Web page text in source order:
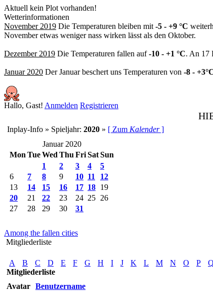
Aktuell kein Plot vorhanden!
Wetterinformationen
November 2019 Die Temperaturen bleiben mit -5 - +9 °C
November etwas weniger nass wirken lässt als den Oktober.
Dezember 2019 Die Temperaturen fallen auf-10 - +1 °C. An 17
Januar 2020 Der Januar beschert uns Temperaturen von -8 -
Hallo, Gast! Anmelden Registrieren
Inplay-Info » Spieljahr: 2020 » [ Zum Kalender]
Januar 2020
Mon TueWed Thu FriSatSun
1
2 3 4
5
6
7 8 9 10 11
12
13
14 15 16 17 18 19
20
21 22 23 24 25 26
27
28 29 30 31
Among the fallen cities
Mitgliederliste
A B C D E F G H I J K L M N O P Q
Mitgliederliste
Avatar Benutzername